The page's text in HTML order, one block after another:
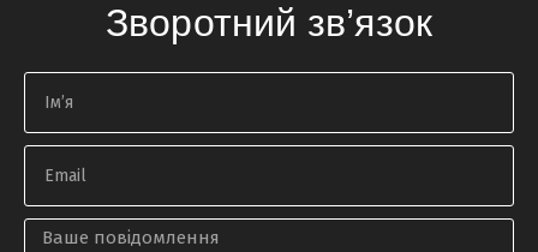
Зворотний зв’язок